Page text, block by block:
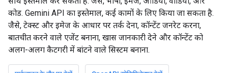
कोड. Gemini API का इस्तेमाल, कई कामों के लिए किया जा सकता है.
जैसे, टेक्स्ट और इमेज के आधार पर तर्क देना, कॉन्टेंट जनरेट करना,
बातचीत करने वाले एजेंट बनाना, खास जानकारी देने और कॉन्टेंट को
अलग-अलग कैटगरी में बांटने वाले सिस्टम बनाना.